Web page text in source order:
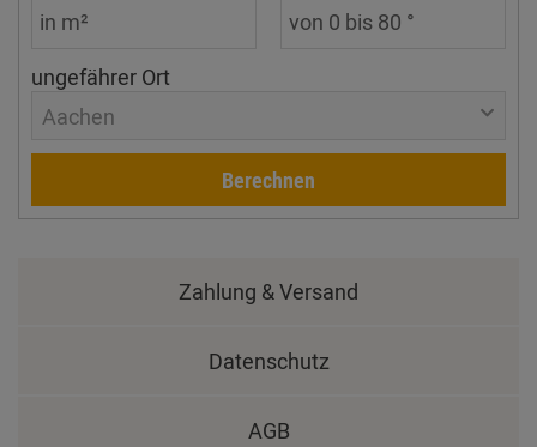
ungefährer Ort
Aachen
Berechnen
Zahlung & Versand
Datenschutz
AGB